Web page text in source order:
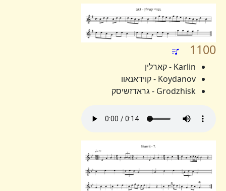
1100
Karlin - קארלין
Koydanov - קוידאנאוו
Grodzhisk - גראדזשיסק